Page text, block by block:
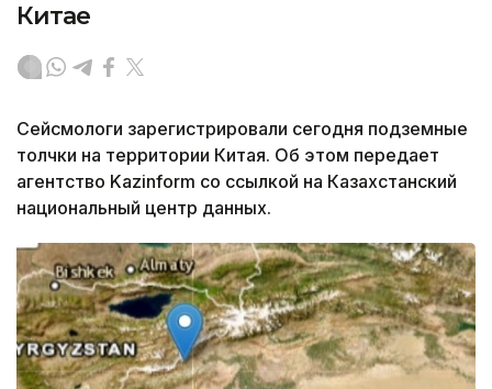
Китае
Сейсмологи зарегистрировали сегодня подземные
толчки на территории Китая. Об этом передает
агентство Kazinform со ссылкой на Казахстанский
национальный центр данных.